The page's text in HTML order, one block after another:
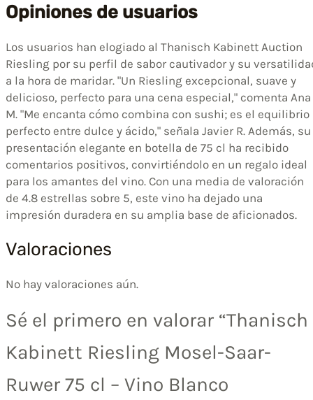
Opiniones de usuarios
Los usuarios han elogiado al Thanisch Kabinett Auction
Riesling por su perfil de sabor cautivador y su
a la hora de maridar. "Un Riesling excepcional, suave y
delicioso, perfecto para una cena especial," comenta Ana
M. "Me encanta cómo combina con sushi; es el equilibrio
perfecto entre dulce y ácido," señala Javier R. Además, su
presentación elegante en botella de 75 cl ha recibido
comentarios positivos, convirtiéndolo en un regalo ideal
para los amantes del vino. Con una media de valoración
de 4.8 estrellas sobre 5, este vino ha dejado una
impresión duradera en su amplia base de aficionados.
Valoraciones
No hay valoraciones aún.
Sé el primero en valorar “Thanisch
Kabinett Riesling Mosel-Saar-
Ruwer 75 cl – Vino Blanco